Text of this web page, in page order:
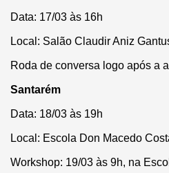
Data: 17/03 às 16h
Local: Salão Claudir Aniz
Roda de conversa logo após a
Santarém
Data: 18/03 às 19h
Local: Escola Don Macedo
Workshop: 19/03 às 9h, na